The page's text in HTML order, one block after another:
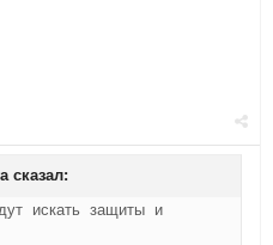
сказал:
искать защиты и